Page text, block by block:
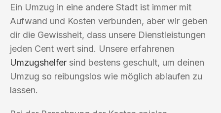
Ein Umzug in eine andere Stadt ist immer mit
Aufwand und Kosten verbunden, aber wir geben
dir die Gewissheit, dass unsere Dienstleistungen
jeden Cent wert sind. Unsere erfahrenen
Umzugshelfer sind bestens geschult, um deinen
Umzug so reibungslos wie möglich ablaufen zu
lassen.